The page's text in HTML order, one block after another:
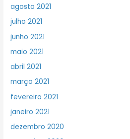
agosto 2021
julho 2021
junho 2021
maio 2021
abril 2021
março 2021
fevereiro 2021
janeiro 2021
dezembro 2020